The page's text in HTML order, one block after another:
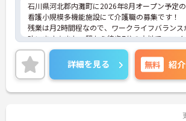
石川県河北郡内灘町に2026年8月オープン予定の
看護小規模多機能施設にて介護職の募集です！
残業は月2時間程なので、ワークライフバランス
叶います☆また、駅から徒歩7分の立地で、マイ
ー通勤も可能なので通勤らくらくです◎
ご興味のある方には、面接対策ポイントなど、さ
に詳細をお話しいたしますのでお気軽にご相談
さい！
詳細を見る 無料 紹